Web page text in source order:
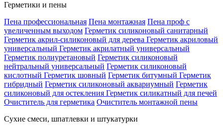
Герметики и пены
Пена профессиональная Пена монтажная Пена проф с
увеличенным выходом Герметик силиконовый санитарный
Герметик акрил-силиконовый для дерева Герметик акриловый
универсальный Герметик акрилатный универсальный
Герметик полиуретановый Герметик силиконовый
нейтральный универсальный Герметик силиконовый
кислотный Герметик шовный Герметик битумный Герметик
гибридный Герметик силиконовый аквариумный Герметик
силиконовый для остекления Герметик силикатный для печей
Очиститель для герметика Очиститель монтажной пены
Сухие смеси, шпатлевки и штукатурки